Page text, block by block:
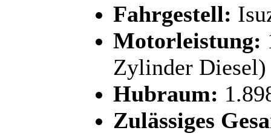
Fahrgestell:
Motorleistung:
Zylinder Diesel)
Hubraum:
Zulässiges